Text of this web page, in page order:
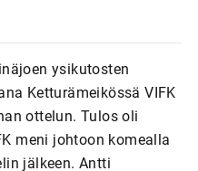
ysikutosten
Ketturämeikössä VIFK
ottelun. Tulos oli
meni johtoon komealla
jälkeen. Antti